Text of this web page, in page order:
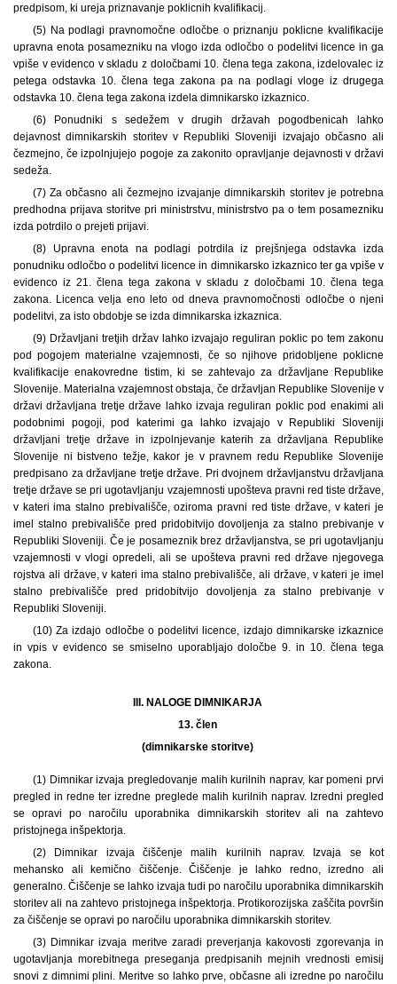
predpisom, ki ureja priznavanje poklicnih kvalifikacij.
(5) Na podlagi pravnomočne odločbe o priznanju poklicne kvalifikacije
upravna enota posamezniku na vlogo izda odločbo o podelitvi licence in ga
vpiše v evidenco v skladu z določbami 10. člena tega zakona, izdelovalec iz
petega odstavka 10. člena tega zakona pa na podlagi vloge iz drugega
odstavka 10. člena tega zakona izdela dimnikarsko izkaznico.
(6) Ponudniki s sedežem v drugih državah pogodbenicah lahko
dejavnost dimnikarskih storitev v Republiki Sloveniji izvajajo občasno ali
čezmejno, če izpolnjujejo pogoje za zakonito opravljanje dejavnosti v državi
sedeža.
(7) Za občasno ali čezmejno izvajanje dimnikarskih storitev je potrebna
predhodna prijava storitve pri ministrstvu, ministrstvo pa o tem posamezniku
izda potrdilo o prejeti prijavi.
(8) Upravna enota na podlagi potrdila iz prejšnjega odstavka izda
ponudniku odločbo o podelitvi licence in dimnikarsko izkaznico ter ga vpiše v
evidenco iz 21. člena tega zakona v skladu z določbami 10. člena tega
zakona. Licenca velja eno leto od dneva pravnomočnosti odločbe o njeni
podelitvi, za isto obdobje se izda dimnikarska izkaznica.
(9) Državljani tretjih držav lahko izvajajo reguliran poklic po tem zakonu
pod pogojem materialne vzajemnosti, če so njihove pridobljene poklicne
kvalifikacije enakovredne tistim, ki se zahtevajo za državljane Republike
Slovenije. Materialna vzajemnost obstaja, če državljan Republike Slovenije v
državi državljana tretje države lahko izvaja reguliran poklic pod enakimi ali
podobnimi pogoji, pod katerimi ga lahko izvajajo v Republiki Sloveniji
državljani tretje države in izpolnjevanje katerih za državljana Republike
Slovenije ni bistveno težje, kakor je v pravnem redu Republike Slovenije
predpisano za državljane tretje države. Pri dvojnem državljanstvu državljana
tretje države se pri ugotavljanju vzajemnosti upošteva pravni red tiste države,
v kateri ima stalno prebivališče, oziroma pravni red tiste države, v kateri je
imel stalno prebivališče pred pridobitvijo dovoljenja za stalno prebivanje v
Republiki Sloveniji. Če je posameznik brez državljanstva, se pri ugotavljanju
vzajemnosti v vlogi opredeli, ali se upošteva pravni red države njegovega
rojstva ali države, v kateri ima stalno prebivališče, ali države, v kateri je imel
stalno prebivališče pred pridobitvijo dovoljenja za stalno prebivanje v
Republiki Sloveniji.
(10) Za izdajo odločbe o podelitvi licence, izdajo dimnikarske izkaznice
in vpis v evidenco se smiselno uporabljajo določbe 9. in 10. člena tega
zakona.
III. NALOGE DIMNIKARJA
13. člen
(dimnikarske storitve)
(1) Dimnikar izvaja pregledovanje malih kurilnih naprav, kar pomeni prvi
pregled in redne ter izredne preglede malih kurilnih naprav. Izredni pregled
se opravi po naročilu uporabnika dimnikarskih storitev ali na zahtevo
pristojnega inšpektorja.
(2) Dimnikar izvaja čiščenje malih kurilnih naprav. Izvaja se kot
mehansko ali kemično čiščenje. Čiščenje je lahko redno, izredno ali
generalno. Čiščenje se lahko izvaja tudi po naročilu uporabnika dimnikarskih
storitev ali na zahtevo pristojnega inšpektorja. Protikorozijska zaščita površin
za čiščenje se opravi po naročilu uporabnika dimnikarskih storitev.
(3) Dimnikar izvaja meritve zaradi preverjanja kakovosti zgorevanja in
ugotavljanja morebitnega preseganja predpisanih mejnih vrednosti emisij
snovi z dimnimi plini. Meritve so lahko prve, občasne ali izredne po naročilu